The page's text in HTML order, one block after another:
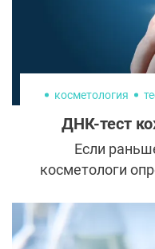
косметология
ДНК-тест
Если
косметологи
больше. Как
реагирует